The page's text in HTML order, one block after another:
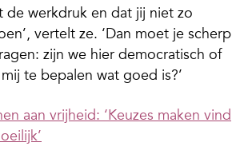
de werkdruk en dat jij niet zo
vertelt ze. ‘Dan moet je scherp
zijn we hier democratisch of
te bepalen wat goed is?’
aan vrijheid: ‘Keuzes maken vind